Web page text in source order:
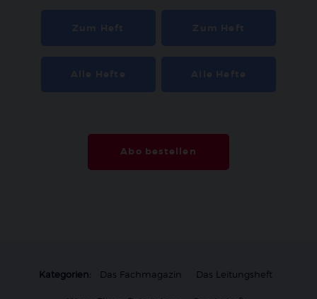
Abo bestellen
Kategorien: Das Fachmagazin Das Leitungsheft